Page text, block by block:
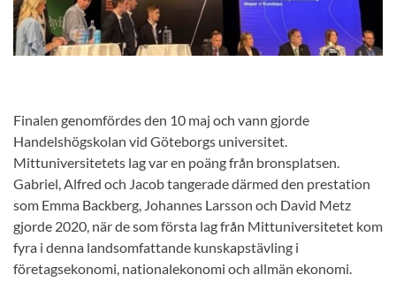
Finalen genomfördes den 10 maj och vann gjorde
Handelshögskolan vid Göteborgs universitet.
Mittuniversitetets lag var en poäng från bronsplatsen.
Gabriel, Alfred och Jacob tangerade därmed den prestation
som Emma Backberg, Johannes Larsson och David Metz
gjorde 2020, när de som första lag från Mittuniversitetet kom
fyra i denna landsomfattande kunskapstävling i
företagsekonomi, nationalekonomi och allmän ekonomi.